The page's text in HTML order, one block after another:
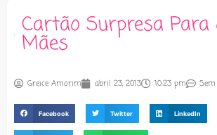
Cartão Surpresa Para
Mães
Greice Amorim abril 23, 2013 10:23 pm
Facebook Twitter LinkedIn